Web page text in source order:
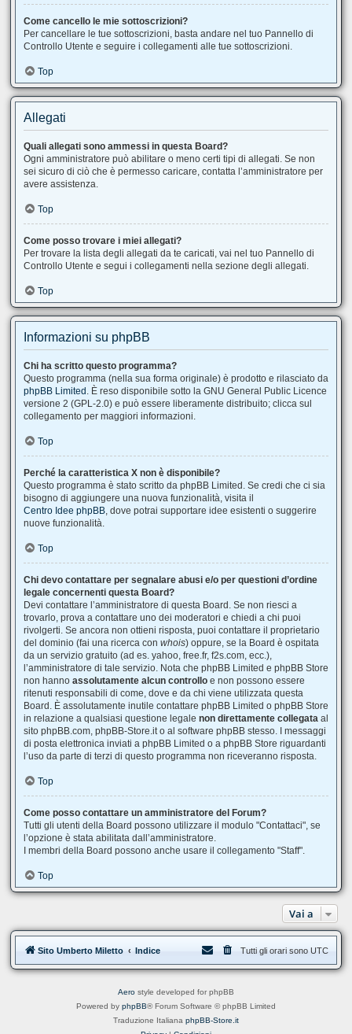
Come cancello le mie sottoscrizioni?
Per cancellare le tue sottoscrizioni, basta andare nel tuo Pannello di
Controllo Utente e seguire i collegamenti alle tue sottoscrizioni.
Top
Allegati
Quali allegati sono ammessi in questa Board?
Ogni amministratore può abilitare o meno certi tipi di allegati. Se non
sei sicuro di ciò che è permesso caricare, contatta l’amministratore per
avere assistenza.
Top
Come posso trovare i miei allegati?
Per trovare la lista degli allegati da te caricati, vai nel tuo Pannello di
Controllo Utente e segui i collegamenti nella sezione degli allegati.
Top
Informazioni su phpBB
Chi ha scritto questo programma?
Questo programma (nella sua forma originale) è prodotto e rilasciato da
phpBB Limited . È reso disponibile sotto la GNU General Public Licence
versione 2 (GPL-2.0) e può essere liberamente distribuito; clicca sul
collegamento per maggiori informazioni.
Top
Perché la caratteristica X non è disponibile?
Questo programma è stato scritto da phpBB Limited. Se credi che ci sia
bisogno di aggiungere una nuova funzionalità, visita il
Centro Idee phpBB, dove potrai supportare idee esistenti o suggerire
nuove funzionalità.
Top
Chi devo contattare per segnalare abusi e/o per questioni d’ordine
legale concernenti questa Board?
Devi contattare l’amministratore di questa Board. Se non riesci a
trovarlo, prova a contattare uno dei moderatori e chiedi a chi puoi
rivolgerti. Se ancora non ottieni risposta, puoi contattare il proprietario
del dominio (fai una ricerca con whois) oppure, se la Board è ospitata
da un servizio gratuito (ad es. yahoo, free.fr, f2s.com, ecc.),
l’amministratore di tale servizio. Nota che phpBB Limited e phpBB Store
non hanno assolutamente alcun controllo e non possono essere
ritenuti responsabili di come, dove e da chi viene utilizzata questa
Board. È assolutamente inutile contattare phpBB Limited o phpBB Store
in relazione a qualsiasi questione legale non direttamente collegata al
sito phpBB.com, phpBB-Store.it o al software phpBB stesso. I messaggi
di posta elettronica inviati a phpBB Limited o a phpBB Store riguardanti
l’uso da parte di terzi di questo programma non riceveranno risposta.
Top
Come posso contattare un amministratore del Forum?
Tutti gli utenti della Board possono utilizzare il modulo "Contattaci", se
l’opzione è stata abilitata dall’amministratore.
I membri della Board possono anche usare il collegamento "Staff".
Top
Vai a
Sito Umberto Miletto Indice Tutti gli orari sono UTC
Aero style developed for phpBB
Powered by phpBB® Forum Software © phpBB Limited
Traduzione Italiana phpBB-Store.it